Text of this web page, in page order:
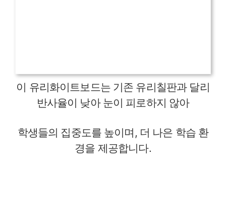
이 유리화이트보드는 기존 유리칠판과 달리
반사율이 낮아 눈이 피로하지 않아
학생들의 집중도를 높이며, 더 나은 학습 환
경을 제공합니다.